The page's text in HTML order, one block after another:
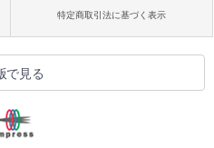
特定商取引法に基づく表示
で見る